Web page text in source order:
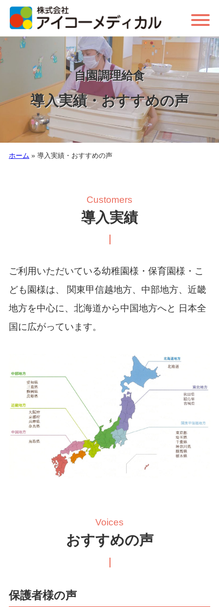
自園調理給食
導入実績・おすすめの声
ホーム » 導入実績・おすすめの声
Customers
導入実績
ご利用いただいている幼稚園様・保育園様・こ
ども園様は、
関東甲信越地方、中部地方、近畿
地方を中心に、北海道から中国地方へと 日本全
国に広がっています。
Voices
おすすめの声
保護者様の声